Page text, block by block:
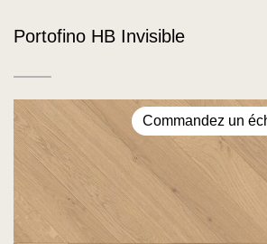
Portofino HB Invisible
Commandez un